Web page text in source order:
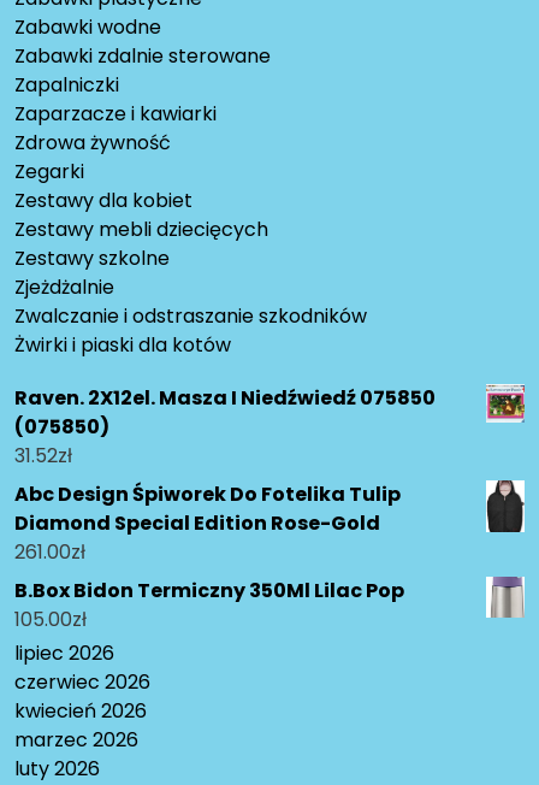
Zabawki wodne
Zabawki zdalnie sterowane
Zapalniczki
Zaparzacze i kawiarki
Zdrowa żywność
Zegarki
Zestawy dla kobiet
Zestawy mebli dziecięcych
Zestawy szkolne
Zjeżdżalnie
Zwalczanie i odstraszanie szkodników
Żwirki i piaski dla kotów
Raven. 2X12el. Masza I Niedźwiedź 075850
(075850)
31.52zł
Abc Design Śpiworek Do Fotelika Tulip
Diamond Special Edition Rose-Gold
261.00zł
B.Box Bidon Termiczny 350Ml Lilac Pop
105.00zł
lipiec 2026
czerwiec 2026
kwiecień 2026
marzec 2026
luty 2026